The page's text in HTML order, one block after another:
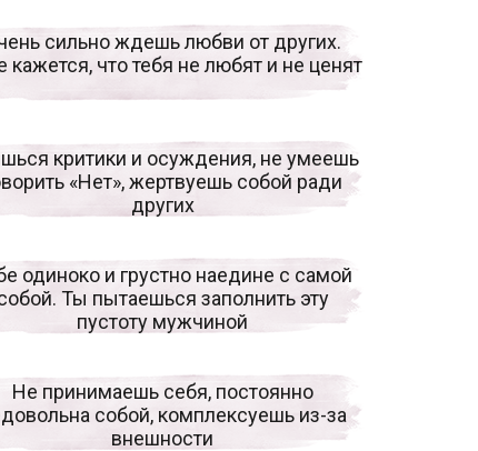
сильно ждешь любви от других.
кажется, что тебя не любят и не ценят
критики и осуждения, не умеешь
«Нет», жертвуешь собой ради
других
одиноко и грустно наедине с самой
Ты пытаешься заполнить эту
пустоту мужчиной
Не принимаешь себя, постоянно
собой, комплексуешь из-за
внешности